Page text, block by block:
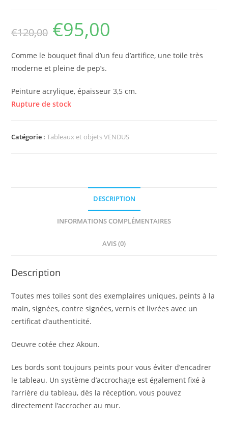
€120,00 €95,00
Comme le bouquet final d’un feu d’artifice, une toile très
moderne et pleine de pep’s.
Peinture acrylique, épaisseur 3,5 cm.
Rupture de stock
Catégorie :Tableaux et objets VENDUS
DESCRIPTION
INFORMATIONS COMPLÉMENTAIRES
AVIS (0)
Description
Toutes mes toiles sont des exemplaires uniques, peints à la
main, signées, contre signées, vernis et livrées avec un
certificat d’authenticité.
Oeuvre cotée chez Akoun.
Les bords sont toujours peints pour vous éviter d’encadrer
le tableau. Un système d’accrochage est également fixé à
l’arrière du tableau, dès la réception, vous pouvez
directement l’accrocher au mur.